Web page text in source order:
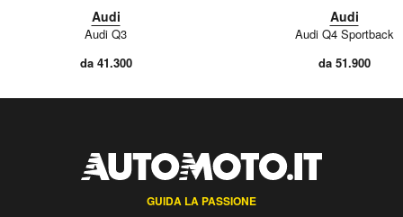
Audi
Audi Q3
da 41.300
Audi
Audi Q4 Sportback
da 51.900
GUIDA LA PASSIONE